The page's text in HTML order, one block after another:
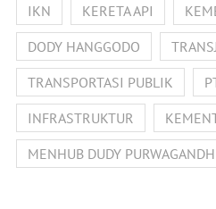
IKN
KERETA API
DODY HANGGODO
TRANSPORTASI PUBLIK
INFRASTRUKTUR
MENHUB DUDY